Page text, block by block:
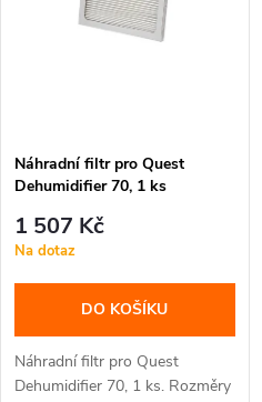
r
o
d
u
p
r
o
u
Náhradní filtr pro Quest
Dehumidifier 70, 1 ks
1 507 Kč
Na dotaz
DO KOŠÍKU
Náhradní filtr pro Quest
Dehumidifier 70, 1 ks. Rozměry